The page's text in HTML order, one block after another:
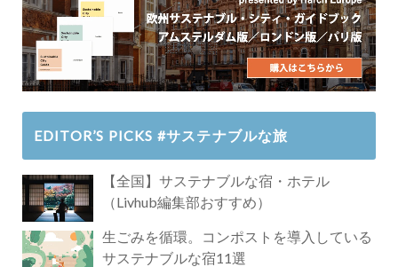
EDITOR’S PICKS #サステナブルな旅
【全国】サステナブルな宿・ホテル
（Livhub編集部おすすめ）
生ごみを循環。コンポストを導入している
サステナブルな宿11選